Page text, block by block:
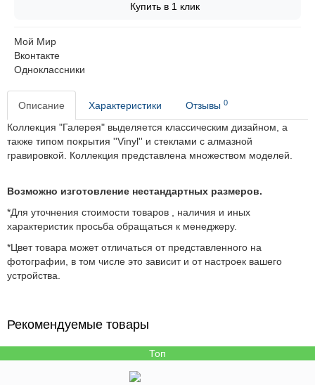
Купить в 1 клик
Мой Мир
Вконтакте
Одноклассники
Описание Характеристики Отзывы 0
Коллекция "Галерея" выделяется классическим дизайном, а
также типом покрытия ''Vinyl'' и стеклами с алмазной
гравировкой. Коллекция представлена множеством моделей.
Возможно изготовление нестандартных размеров.
*Для уточнения стоимости товаров , наличия и иных
характеристик просьба обращаться к менеджеру.
*Цвет товара может отличаться от представленного на
фотографии, в том числе это зависит и от настроек вашего
устройства.
Рекомендуемые товары
Топ